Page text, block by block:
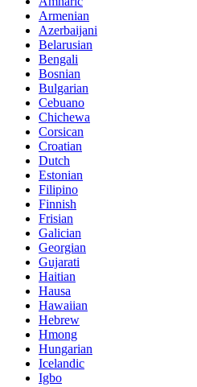
Armenian
Azerbaijani
Belarusian
Bengali
Bosnian
Bulgarian
Cebuano
Chichewa
Corsican
Croatian
Dutch
Estonian
Filipino
Finnish
Frisian
Galician
Georgian
Gujarati
Haitian
Hausa
Hawaiian
Hebrew
Hmong
Hungarian
Icelandic
Igbo